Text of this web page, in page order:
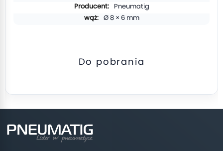
Pneumatig
Ø 8 × 6 mm
Do pobrania